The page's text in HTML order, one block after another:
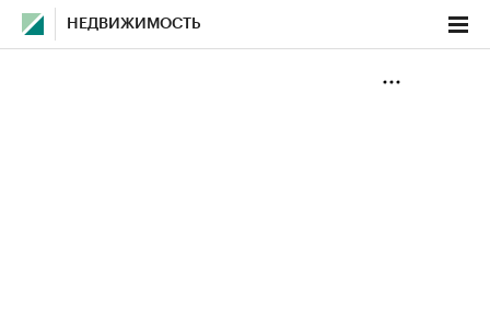
НЕДВИЖИМОСТЬ